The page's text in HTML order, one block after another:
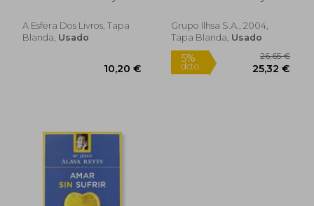
10,20 €
A Esfera Dos Livros, Tapa
Blanda, Usado
Grupo Ilhsa S.A., 2004,
Tapa Blanda, Usado